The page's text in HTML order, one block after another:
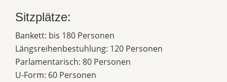
Sitzplätze:
Bankett: bis 180 Personen
Längsreihenbestuhlung: 120 Personen
Parlamentarisch: 80 Personen
U-Form: 60 Personen